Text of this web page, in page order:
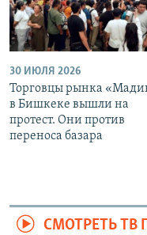
30 ИЮЛЯ 2026
Торговцы рынка
в Бишкеке вышли на
протест. Они против
переноса базара
СМОТРЕТЬ ТВ